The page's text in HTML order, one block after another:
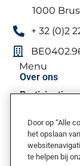
1000
+ 32 (0)2
Menu
Over ons
Participaties
Persberichten
Contact
Door op “Alle
het opslaan
te helpen bij